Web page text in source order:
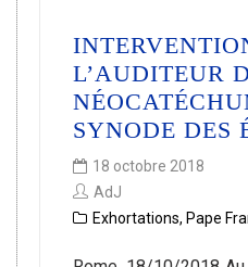
L’AUDITEUR
SYNODE DES
18 octobre 2018
AdJ
Exhortations, Pape